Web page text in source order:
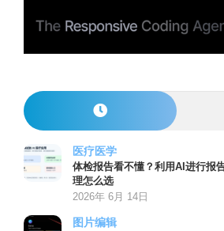
医疗医学
体检报告看不懂？利用AI进行报
理怎么选
2026年 6月 14日
图片编辑